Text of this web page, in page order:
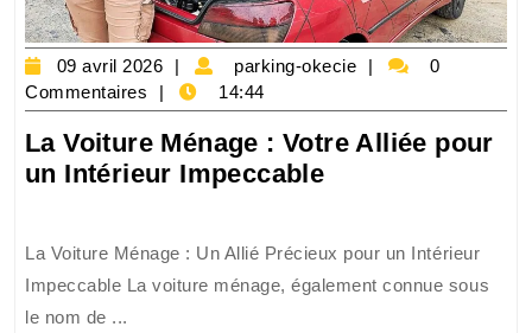
09 avril 2026
09
avril
2026
parking-okecie
parking-
0
Commentaires
14:44
La Voiture Ménage : Votre Alliée pour
un Intérieur ImpeccableLa
:
Votre
La Voiture Ménage : Un Allié Précieux pour un Intérieur
Impeccable La voiture ménage, également connue sous
le nom de ...